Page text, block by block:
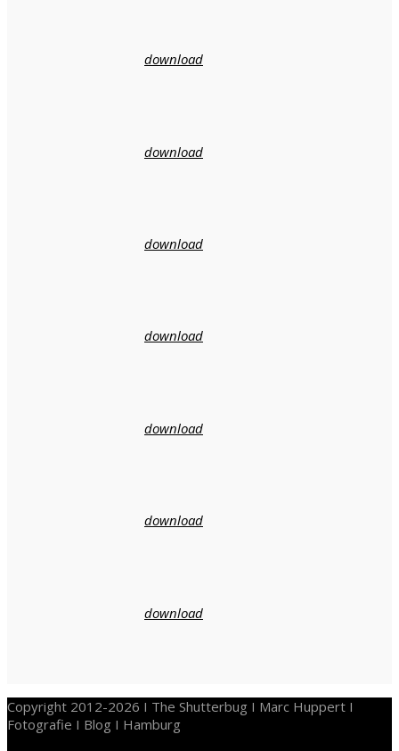
download
download
download
download
download
download
download
Copyright 2012-2026 I The Shutterbug I Marc Huppert I
Fotografie I Blog I Hamburg